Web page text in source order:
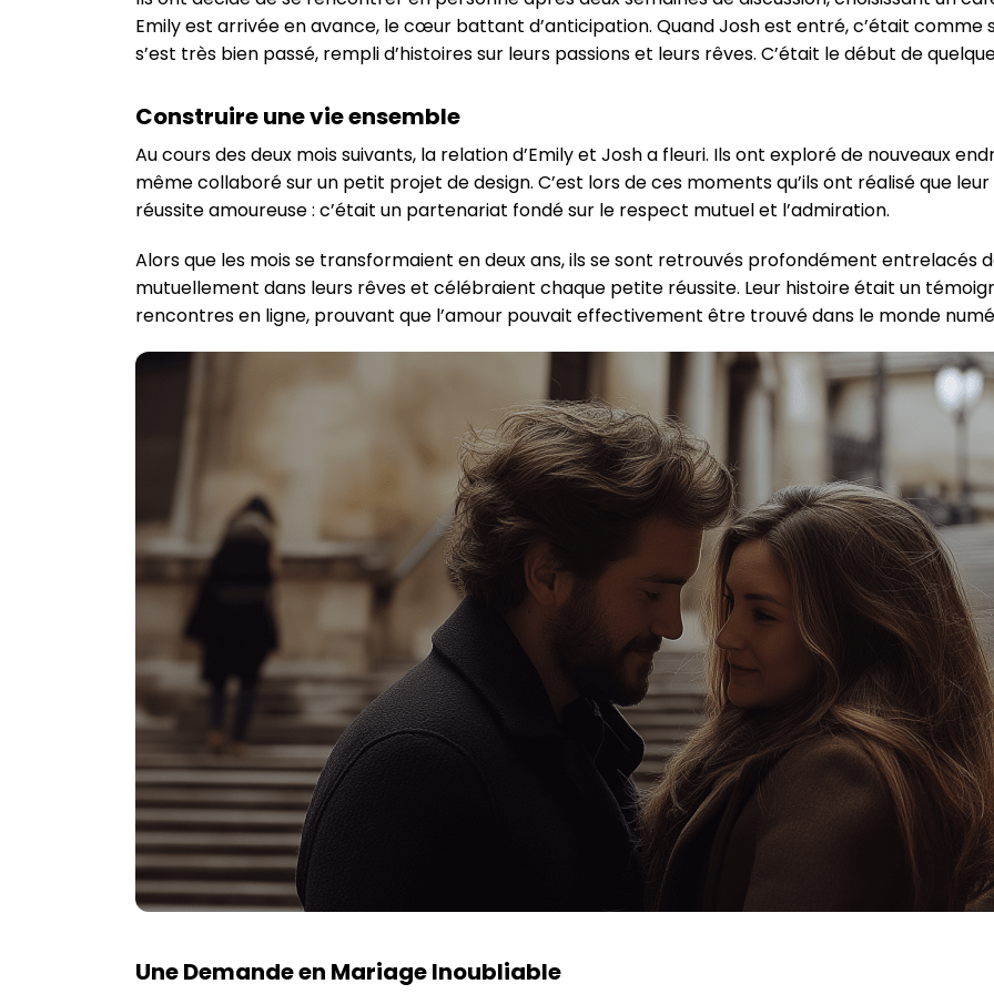
Emily est arrivée en avance, le cœur battant d’anticipation. Quand Josh est entré, c’était comme
s’est très bien passé, rempli d’histoires sur leurs passions et leurs rêves. C’était le début de
Construire une vie ensemble
Au cours des deux mois suivants, la relation d’Emily et Josh a fleuri. Ils ont exploré de nouveaux
même collaboré sur un petit projet de design. C’est lors de ces moments qu’ils ont réalisé que
réussite amoureuse : c’était un partenariat fondé sur le respect mutuel et l’admiration.
Alors que les mois se transformaient en deux ans, ils se sont retrouvés profondément entrelacés
mutuellement dans leurs rêves et célébraient chaque petite réussite. Leur histoire était un
rencontres en ligne, prouvant que l’amour pouvait effectivement être trouvé dans le monde
Une Demande en Mariage Inoubliable